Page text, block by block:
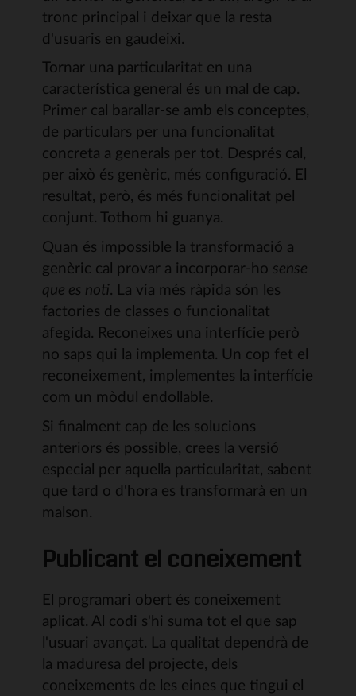
tronc principal i deixar que la resta
d'usuaris en gaudeixi.
Tornar una particularitat en una
característica general és un mal de cap.
Primer cal barallar-se amb els conceptes,
de particulars per una funcionalitat
concreta a generals per tot. Després cal,
per això és genèric, més configuració. El
resultat, però, és més funcionalitat pel
conjunt. Tothom hi guanya.
Quan és impossible la transformació a
genèric cal provar a incorporar-ho sense
que es noti. La via més ràpida són les
factories de classes o funcionalitat
afegida. Reconeixes una interfície però
no saps qui la implementa. Un cop fet el
reconeixement, implementes la interfície
com un mòdul endollable.
Si finalment cap de les solucions
anteriors és possible, crees la versió
especial per aquella particularitat, sabent
que tard o d'hora es transformarà en un
malson.
Publicant el coneixement
El programari obert és coneixement
aplicat. Al codi s'hi suma tot el que sap
l'usuari avançat. La qualitat dependrà de
la maduresa del projecte, dels
coneixements de les eines que tingui el